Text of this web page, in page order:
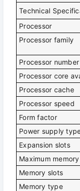
Technical
Processor
Processor family
Processor number
Processor core
Processor cache
Processor speed
Form factor
Power supply
Expansion slots
Maximum memory
Memory slots
Memory type